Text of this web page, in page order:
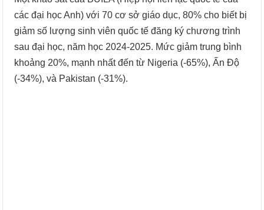
các đại học Anh) với 70 cơ sở giáo dục, 80% cho biết bị
giảm số lượng sinh viên quốc tế đăng ký chương trình
sau đại học, năm học 2024-2025. Mức giảm trung bình
khoảng 20%, mạnh nhất đến từ Nigeria (-65%), Ấn Độ
(-34%), và Pakistan (-31%).